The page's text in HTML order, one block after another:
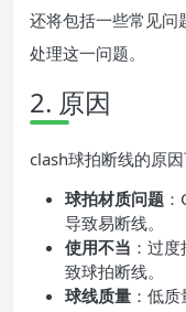
还将包括一些常见问
处理这一问题。
2. 原因
clash球拍断线的原
球拍材质问题
导致易断线。
使用不当 ：过
致球拍断线。
球线质量 ：低